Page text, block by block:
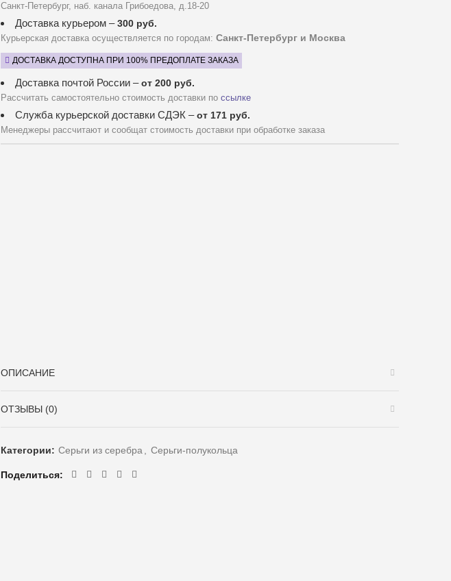
Санкт-Петербург, наб. канала Грибоедова, д.18-20
Доставка курьером –300 руб.
Курьерская доставка осуществляется по городам: Санкт-Петербург и Москва
ДОСТАВКА ДОСТУПНА ПРИ 100% ПРЕДОПЛАТЕ ЗАКАЗА
Доставка почтой России –от 200 руб.
Рассчитать самостоятельно стоимость доставки по ссылке
Служба курьерской доставки СДЭК –от 171 руб.
Менеджеры рассчитают и сообщат стоимость доставки при обработке заказа
ОПИСАНИЕ
ОТЗЫВЫ (0)
Категории: Серьги из серебра, Серьги-полукольца
Поделиться